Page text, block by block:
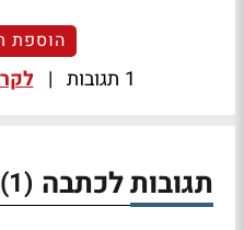
הוספת
1 תגובות |
תגובות לכתבה (1)